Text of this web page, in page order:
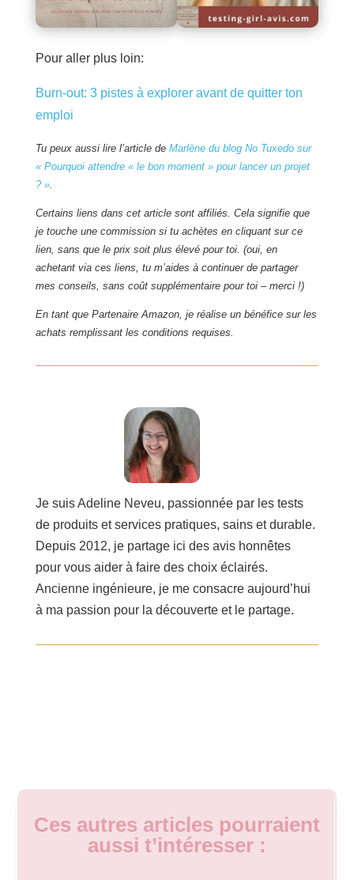
Pour aller plus loin:
Burn-out: 3 pistes à explorer avant de quitter ton
emploi
Tu peux aussi lire l’article de Marlène du blog No Tuxedo sur
« Pourquoi attendre « le bon moment » pour lancer un projet
? ».
Certains liens dans cet article sont affiliés. Cela signifie que
je touche une commission si tu achètes en cliquant sur ce
lien, sans que le prix soit plus élevé pour toi. (oui, en
achetant via ces liens, tu m’aides à continuer de partager
mes conseils, sans coût supplémentaire pour toi – merci !)
En tant que Partenaire Amazon, je réalise un bénéfice sur les
achats remplissant les conditions requises.
Je suis Adeline Neveu, passionnée par les tests
de produits et services pratiques, sains et durable.
Depuis 2012, je partage ici des avis honnêtes
pour vous aider à faire des choix éclairés.
Ancienne ingénieure, je me consacre aujourd’hui
à ma passion pour la découverte et le partage.
Ces autres articles pourraient
aussi t’intéresser :